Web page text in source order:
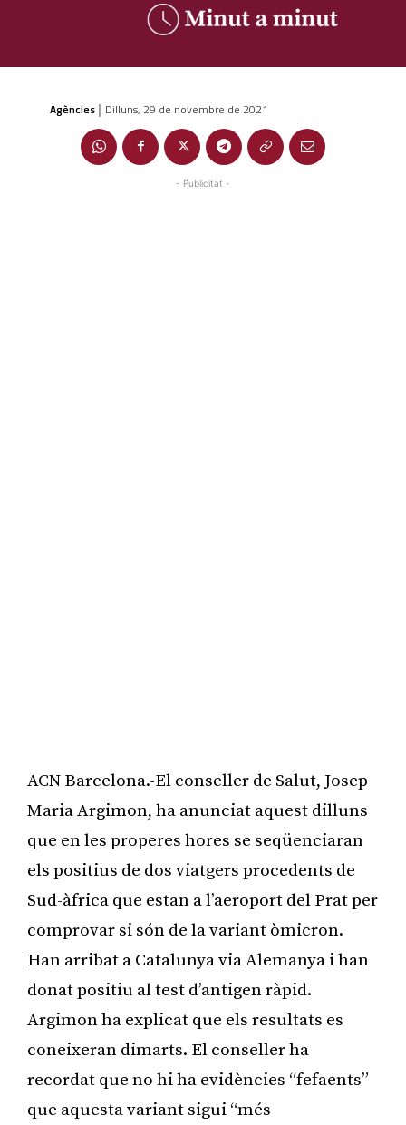
Agències | Dilluns, 29 de novembre de 2021
- Publicitat -
ACN Barcelona.-El conseller de Salut, Josep
Maria Argimon, ha anunciat aquest dilluns
que en les properes hores se seqüenciaran
els positius de dos viatgers procedents de
Sud-àfrica que estan a l’aeroport del Prat per
comprovar si són de la variant òmicron.
Han arribat a Catalunya via Alemanya i han
donat positiu al test d’antigen ràpid.
Argimon ha explicat que els resultats es
coneixeran dimarts. El conseller ha
recordat que no hi ha evidències “fefaents”
que aquesta variant sigui “més